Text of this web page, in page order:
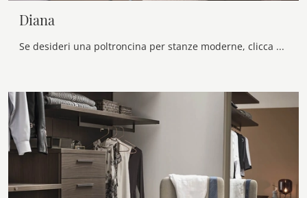
Diana
Se desideri una poltroncina per stanze moderne, clicca e leggi di più sul modello Diana in tessuto della firma Maronese.